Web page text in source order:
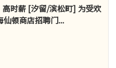
高时薪 [汐留/滨松町] 为受欢
仙顿商店招聘门...